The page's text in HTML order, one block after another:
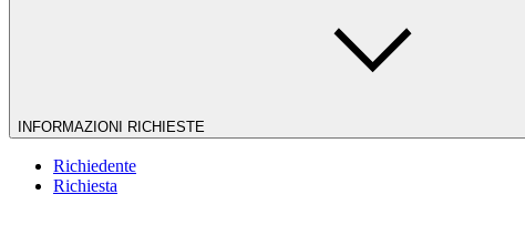
INFORMAZIONI RICHIESTE
Richiedente
Richiesta